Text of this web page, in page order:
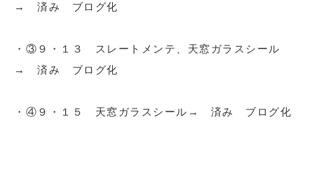
→ 済み ブログ化
・③９・１３ スレートメンテ、天窓ガラスシール
→ 済み ブログ化
・④９・１５ 天窓ガラスシール→ 済み ブログ化